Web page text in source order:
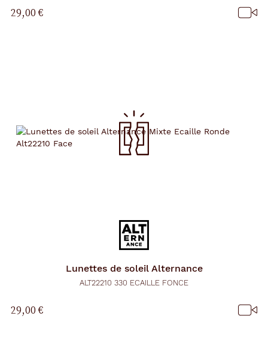
29,00 €
Lunettes de soleil Alternance
ALT22210 330 ECAILLE FONCE
29,00 €